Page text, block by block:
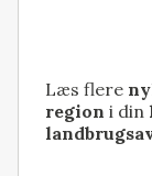
Læs flere
region i din